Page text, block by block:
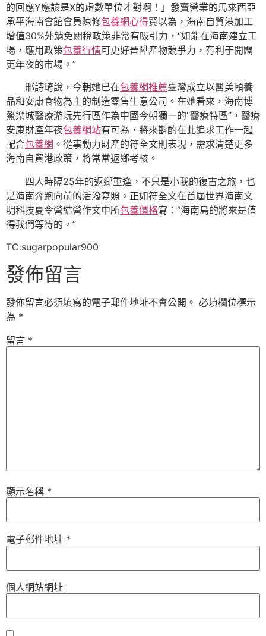
的回應Y應該是X的虛數單位才對啊！」發賣營業的馬來西亞
承平海南會館會員陳修包養網心得賢以為，海南自貿港加工
增值30%外銷免關稅政策非常有吸引力，“如能在海南建立工
場，應用政策包養行情可更好晉陞產物競爭力，有利于開闢
更年夜的市場。”
邢詩琦說，今朝她已在包養網推薦臺灣成立以醫美頤養
品和安康食物為主的制造零售生意公司。在她看來，海南博
鰲樂城醫療游玩先行區作為中國今朝獨一的“醫療特區”，醫療
安康財產年夜包養網站有可為，將來斟酌在此追求工作一起
配合包養網 。從事動力財產的符全文則表現，需求清楚更多
海南自貿港政策，將常常返鄉考核。
四人時隔25年的返鄉重逢，不只是小我的復古之旅，也
是海南奔跑向前的活潑寫照。正如符全文在首屆世界海南文
明科技夏令營結營作文中所包養價格寫：“海南島的將來是值
得我們等待的。”
TC:sugarpopular900
發佈留言
發佈留言必須填寫的電子郵件地址不會公開。 必填欄位標示
為 *
留言 *
顯示名稱 *
電子郵件地址 *
個人網站網址